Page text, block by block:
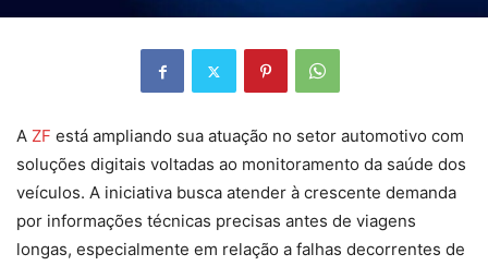
A ZF está ampliando sua atuação no setor automotivo com
soluções digitais voltadas ao monitoramento da saúde dos
veículos. A iniciativa busca atender à crescente demanda
por informações técnicas precisas antes de viagens
longas, especialmente em relação a falhas decorrentes de